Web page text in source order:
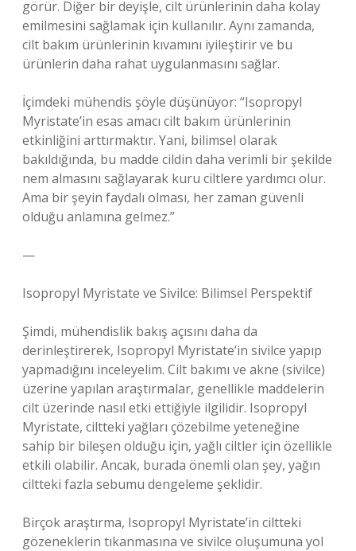
görür. Diğer bir deyişle, cilt ürünlerinin daha kolay
emilmesini sağlamak için kullanılır. Aynı zamanda,
cilt bakım ürünlerinin kıvamını iyileştirir ve bu
ürünlerin daha rahat uygulanmasını sağlar.
İçimdeki mühendis şöyle düşünüyor: “Isopropyl
Myristate’in esas amacı cilt bakım ürünlerinin
etkinliğini arttırmaktır. Yani, bilimsel olarak
bakıldığında, bu madde cildin daha verimli bir şekilde
nem almasını sağlayarak kuru ciltlere yardımcı olur.
Ama bir şeyin faydalı olması, her zaman güvenli
olduğu anlamına gelmez.”
—
Isopropyl Myristate ve Sivilce: Bilimsel Perspektif
Şimdi, mühendislik bakış açısını daha da
derinleştirerek, Isopropyl Myristate’in sivilce yapıp
yapmadığını inceleyelim. Cilt bakımı ve akne (sivilce)
üzerine yapılan araştırmalar, genellikle maddelerin
cilt üzerinde nasıl etki ettiğiyle ilgilidir. Isopropyl
Myristate, ciltteki yağları çözebilme yeteneğine
sahip bir bileşen olduğu için, yağlı ciltler için özellikle
etkili olabilir. Ancak, burada önemli olan şey, yağın
ciltteki fazla sebumu dengeleme şeklidir.
Birçok araştırma, Isopropyl Myristate’in ciltteki
gözeneklerin tıkanmasına ve sivilce oluşumuna yol